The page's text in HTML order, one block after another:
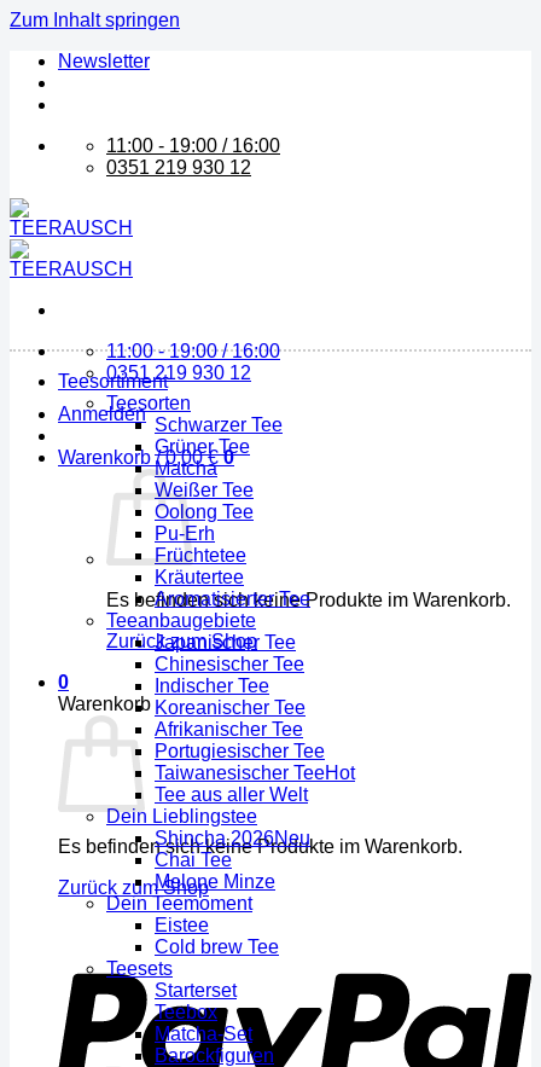
Zum Inhalt springen
Newsletter
11:00 - 19:00 / 16:00
0351 219 930 12
11:00 - 19:00 / 16:00
0351 219 930 12
Anmelden
Warenkorb /0,00€ 0
Es befinden sich keine Produkte im Warenkorb.
Zurück zum Shop
0
Warenkorb
Es befinden sich keine Produkte im Warenkorb.
Zurück zum Shop
Teesortiment
Teesorten
Schwarzer Tee
Grüner Tee
Matcha
Weißer Tee
Oolong Tee
Pu-Erh
Früchtetee
Kräutertee
Aromatisierter Tee
Teeanbaugebiete
Japanischer Tee
Chinesischer Tee
Indischer Tee
Koreanischer Tee
Afrikanischer Tee
Portugiesischer Tee
Taiwanesischer Tee
Tee aus aller Welt
Dein Lieblingstee
Shincha 2026
Chai Tee
Melone Minze
Dein Teemoment
Eistee
Cold brew Tee
Teesets
Starterset
Teebox
Matcha-Set
Barockfiguren